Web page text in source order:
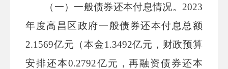
（一）一般债券还本付息情况。 2023
年度高昌区 政府一般债券还本付息总额
2.1569亿元（本金1.3492亿元，财政预算
安排还本0.2792亿元，再融资债券还本